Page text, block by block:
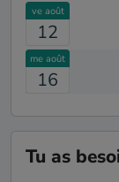
ve août
12
me août
16
Tu as